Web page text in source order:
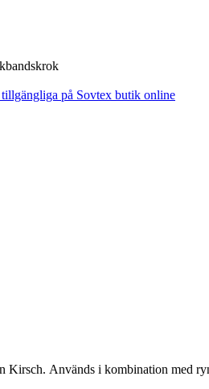
Kirsch. Används i kombination med